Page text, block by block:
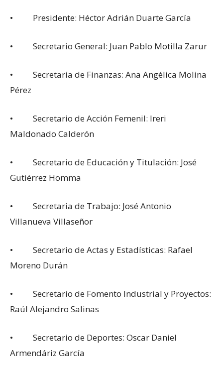
• Presidente: Héctor Adrián Duarte García
• Secretario General: Juan Pablo Motilla Zarur
• Secretaria de Finanzas: Ana Angélica Molina
Pérez
• Secretario de Acción Femenil: Ireri
Maldonado Calderón
• Secretario de Educación y Titulación: José
Gutiérrez Homma
• Secretaria de Trabajo: José Antonio
Villanueva Villaseñor
• Secretario de Actas y Estadísticas: Rafael
Moreno Durán
• Secretario de Fomento Industrial y Proyectos:
Raúl Alejandro Salinas
• Secretario de Deportes: Oscar Daniel
Armendáriz García